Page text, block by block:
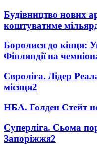
Будівництво нових
коштуватиме
Боролися до кінця:
Фінляндії на
Євроліга. Лідер
місяця2
НБА. Голден Стейт
Суперліга. Сьома
Запоріжжя2